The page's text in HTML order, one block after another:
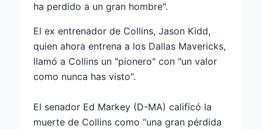
ha perdido a un gran hombre".
El ex entrenador de Collins, Jason Kidd,
quien ahora entrena a los Dallas Mavericks,
llamó a Collins un "pionero" con "un valor
como nunca has visto".
El senador Ed Markey (D-MA) calificó la
muerte de Collins como “una gran pérdida